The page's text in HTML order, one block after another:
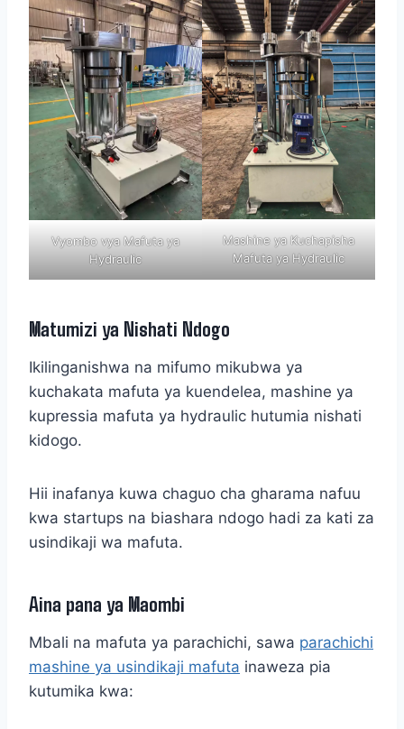
Vyombo vya Mafuta ya
Hydraulic
Mashine ya Kuchapisha
Mafuta ya Hydraulic
Matumizi ya Nishati Ndogo
Ikilinganishwa na mifumo mikubwa ya
kuchakata mafuta ya kuendelea, mashine ya
kupressia mafuta ya hydraulic hutumia nishati
kidogo.
Hii inafanya kuwa chaguo cha gharama nafuu
kwa startups na biashara ndogo hadi za kati za
usindikaji wa mafuta.
Aina pana ya Maombi
Mbali na mafuta ya parachichi, sawa parachichi
mashine ya usindikaji mafuta inaweza pia
kutumika kwa: